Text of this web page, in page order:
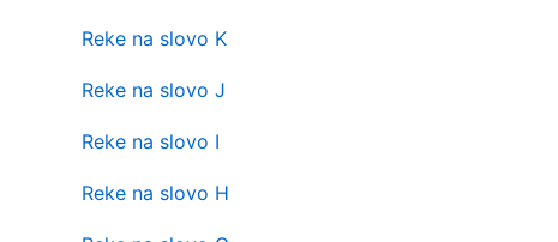
Reke na slovo K
Reke na slovo J
Reke na slovo I
Reke na slovo H